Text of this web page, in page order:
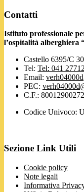
Contatti
Istituto professionale
l’ospitalità alberghiera
Castello 6395/C
Tel: Tel: 041
Email:
PEC:
C.F.: 80012900272
Codice Univoco:
Sezione Link Utili
Cookie policy
Note legali
Informativa